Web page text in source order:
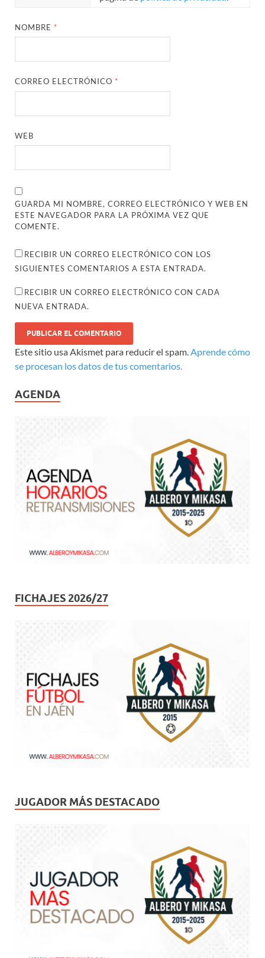
NOMBRE *
CORREO ELECTRÓNICO *
WEB
GUARDA MI NOMBRE, CORREO ELECTRÓNICO Y WEB EN
ESTE NAVEGADOR PARA LA PRÓXIMA VEZ QUE
COMENTE.
RECIBIR UN CORREO ELECTRÓNICO CON LOS
SIGUIENTES COMENTARIOS A ESTA ENTRADA.
RECIBIR UN CORREO ELECTRÓNICO CON CADA
NUEVA ENTRADA.
Este sitio usa Akismet para reducir el spam.Aprende cómo
se procesan los datos de tus comentarios.
AGENDA
FICHAJES 2026/27
JUGADOR MÁS DESTACADO